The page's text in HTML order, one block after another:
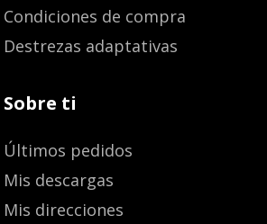
Condiciones de compra
Destrezas adaptativas
Sobre ti
Últimos pedidos
Mis descargas
Mis direcciones